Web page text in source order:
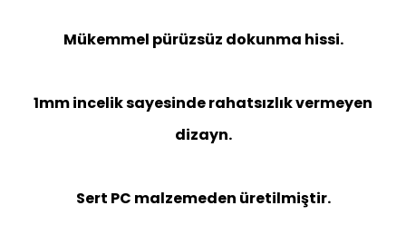
Mükemmel pürüzsüz dokunma hissi.
1mm incelik sayesinde rahatsızlık vermeyen
dizayn.
Sert PC malzemeden üretilmiştir.